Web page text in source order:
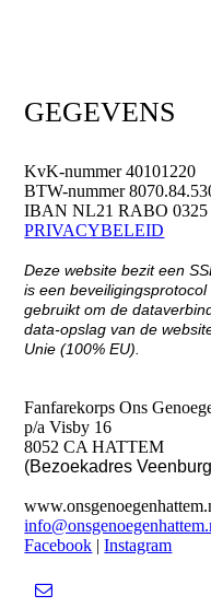
GEGEVENS
KvK-nummer 40101220
BTW-nummer
IBAN NL21 RABO 0325
PRIVACYBELEID
Deze website bezit een
is een
gebruikt om de
data-opslag van de
Unie (100% EU).
Fanfarekorps Ons
p/a Visby 16
8052 CA HATTEM
(Bezoekadres
Facebook |Instagram